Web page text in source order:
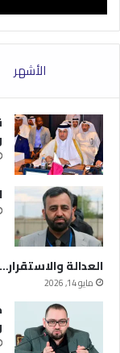
الأشهر
العدالة
مايو 14, 2026